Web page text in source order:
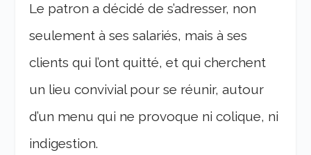
Le patron a décidé de s’adresser, non
seulement à ses salariés, mais à ses
clients qui l’ont quitté, et qui cherchent
un lieu convivial pour se réunir, autour
d’un menu qui ne provoque ni colique, ni
indigestion.